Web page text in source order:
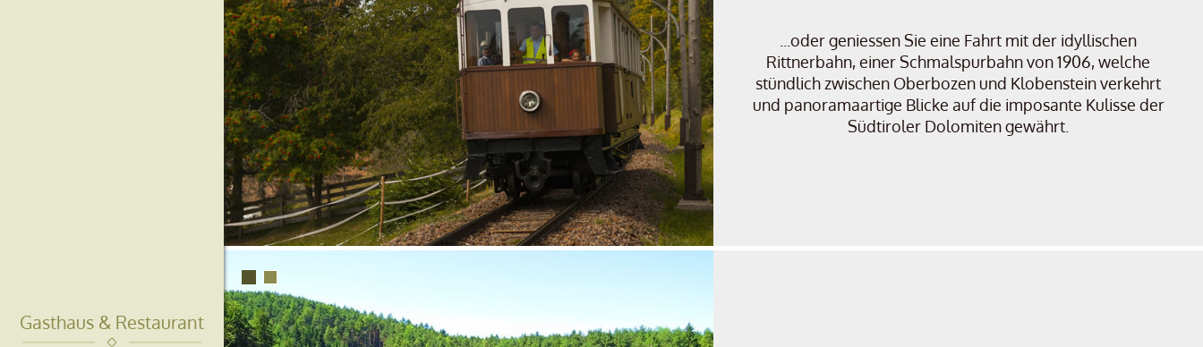
Gasthaus & Restaurant
...oder geniessen Sie eine Fahrt mit der idyllischen
Rittnerbahn, einer Schmalspurbahn von 1906, welche
stündlich zwischen Oberbozen und Klobenstein verkehrt
und panoramaartige Blicke auf die imposante Kulisse der
Südtiroler Dolomiten gewährt.